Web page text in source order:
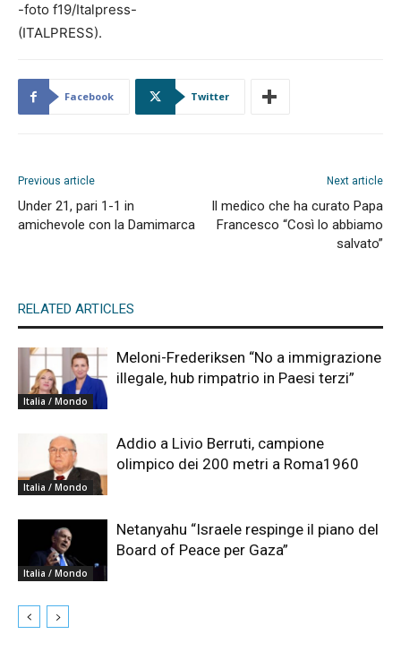
-foto f19/Italpress-
(ITALPRESS).
Facebook Twitter
Previous article
Under 21, pari 1-1 in
amichevole con la Damimarca
Next article
Il medico che ha curato Papa
Francesco “Così lo abbiamo
salvato”
RELATED ARTICLES
Italia / Mondo
Meloni-Frederiksen “No a immigrazione
illegale, hub rimpatrio in Paesi terzi”
Italia / Mondo
Addio a Livio Berruti, campione
olimpico dei 200 metri a Roma1960
Italia / Mondo
Netanyahu “Israele respinge il piano del
Board of Peace per Gaza”